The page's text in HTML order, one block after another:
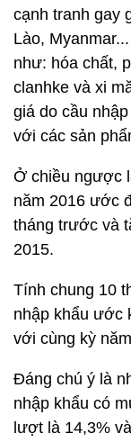
cạnh tranh gay
Lào,
như: hóa chất,
clanhke và xi
giá do cầu
với các sản
Ở chiều ngược
năm 2016 ước
tháng trước và
2015.
Tính chung 10
nhập khẩu ước
với cùng kỳ
Đáng chú ý là
nhập khẩu có
lượt là 14,3%